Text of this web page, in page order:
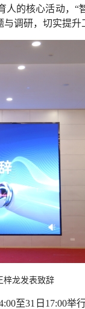
的核心活动，“
调研，切实提升
梓龙发表致辞
至31日17:00